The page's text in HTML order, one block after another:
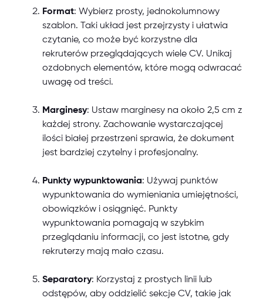
Format: Wybierz prosty, jednokolumnowy
szablon. Taki układ jest przejrzysty i ułatwia
czytanie, co może być korzystne dla
rekruterów przeglądających wiele CV. Unikaj
ozdobnych elementów, które mogą odwracać
uwagę od treści.
Marginesy: Ustaw marginesy na około 2,5 cm z
każdej strony. Zachowanie wystarczającej
ilości białej przestrzeni sprawia, że dokument
jest bardziej czytelny i profesjonalny.
Punkty wypunktowania: Używaj punktów
wypunktowania do wymieniania umiejętności,
obowiązków i osiągnięć. Punkty
wypunktowania pomagają w szybkim
przeglądaniu informacji, co jest istotne, gdy
rekruterzy mają mało czasu.
Separatory: Korzystaj z prostych linii lub
odstępów, aby oddzielić sekcje CV, takie jak